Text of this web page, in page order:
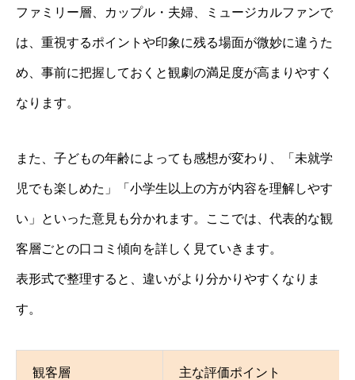
ファミリー層、カップル・夫婦、ミュージカルファンで
は、重視するポイントや印象に残る場面が微妙に違うた
め、事前に把握しておくと観劇の満足度が高まりやすく
なります。
また、子どもの年齢によっても感想が変わり、「未就学
児でも楽しめた」「小学生以上の方が内容を理解しやす
い」といった意見も分かれます。ここでは、代表的な観
客層ごとの口コミ傾向を詳しく見ていきます。
表形式で整理すると、違いがより分かりやすくなりま
す。
観客層 主な評価ポイント